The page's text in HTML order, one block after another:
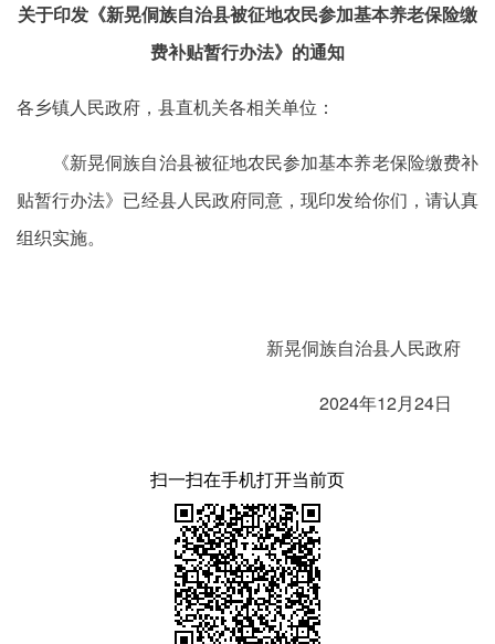
关于印发《新晃侗族自治县被征地农民参加基本养老保险缴
费补贴暂行办法》的通知
各乡镇人民政府，县直机关各相关单位：
《新晃侗族自治县被征地农民参加基本养老保险缴费补
贴暂行办法》已经县人民政府同意，现印发给你们，请认真
组织实施。
新晃侗族自治县人民政府
2024年12月24日
扫一扫在手机打开当前页